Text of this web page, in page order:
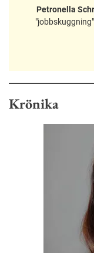
Petronella
Krönika